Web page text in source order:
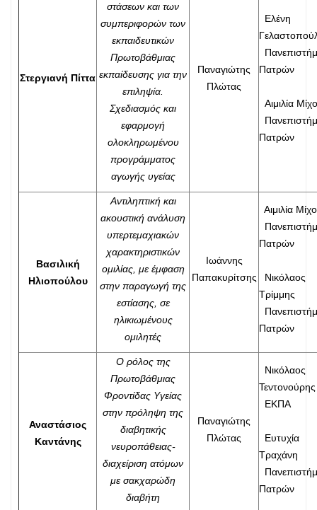
Στεργιανή Πίττα
στάσεων και των
συμπεριφορών των
εκπαιδευτικών
Πρωτοβάθμιας
εκπαίδευσης για την
επιληψία.
Σχεδιασμός και
εφαρμογή
ολοκληρωμένου
προγράμματος
αγωγής υγείας
Παναγιώτης
Πλώτας
Ελένη
Πατρών
Αιμιλία
Πατρών
Βασιλική
Ηλιοπούλου
Αντιληπτική και
ακουστική ανάλυση
υπερτεμαχιακών
χαρακτηριστικών
ομιλίας, με έμφαση
στην παραγωγή της
εστίασης, σε
ηλικιωμένους
ομιλητές
Ιωάννης
Παπακυρίτσης
Αιμιλία
Πατρών
Νικόλαος
Τρίμμης
Πατρών
Αναστάσιος
Καντάνης
Ο ρόλος της
Πρωτοβάθμιας
Φροντίδας Υγείας
στην πρόληψη της
διαβητικής
νευροπάθειας-
διαχείριση ατόμων
με σακχαρώδη
διαβήτη
Παναγιώτης
Πλώτας
Νικόλαος
Τεντονούρης
ΕΚΠΑ
Ευτυχία
Τραχάνη
Πατρών